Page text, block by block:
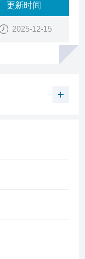
更新时间
2025-12-15